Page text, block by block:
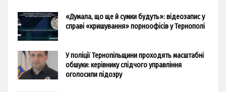
«Думала, що ще й сумки будуть»: відеозапис у
справі «кришування» порноофісів у Тернополі
У поліції Тернопільщини проходять масштабні
обшуки: керівнику слідчого управління
оголосили підозру